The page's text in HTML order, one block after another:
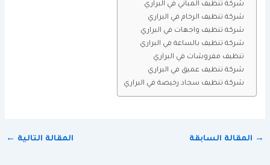
شركة تنظيف المباني في البراري
شركة تنظيف الرخام في البراري
شركة تنظيف واجهات في البراري
شركة تنظيف بالساعة في البراري
تنظيف مفروشات في البراري
شركة تنظيف عميق في البراري
شركة تنظيف سجاد رخيصة في البراري
→ المقالة السابقة المقالة التالية ←